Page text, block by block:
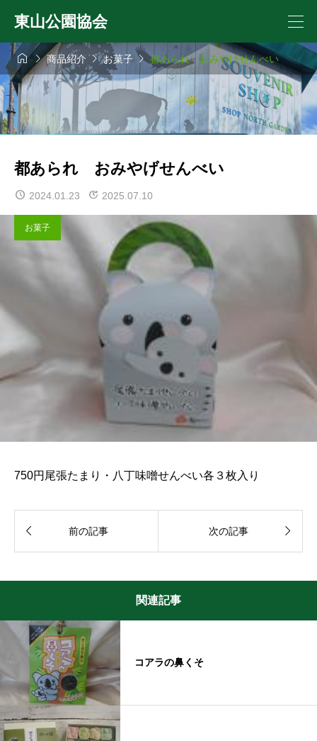
東山公園協会
商品紹介 お菓子 都あられ おみやげせんべい
都あられ おみやげせんべい
2024.01.23 2025.07.10
お菓子
750円尾張たまり・八丁味噌せんべい各３枚入り
 前の記事 次の記事 
関連記事
コアラの鼻くそ